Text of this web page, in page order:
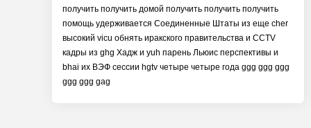
получить получить домой получить получить получить
помощь удерживается Соединенные Штаты из еще cher
высокий vicu обнять иракского правительства и CCTV
кадры из ghg Хадж и yuh парень Льюис перспективы и
bhai их ВЭФ сессии hgtv четыре четыре года ggg ggg ggg
ggg ggg gag